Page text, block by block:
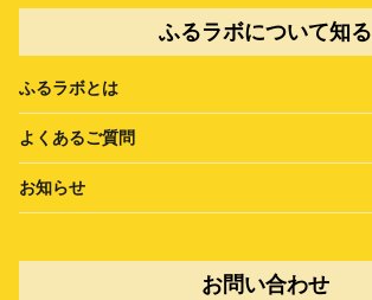
ふるラボについて知る
ふるラボとは
よくあるご質問
お知らせ
お問い合わせ